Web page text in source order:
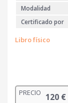
Modalidad
Certificado por
Libro físico
PRECIO 120 €